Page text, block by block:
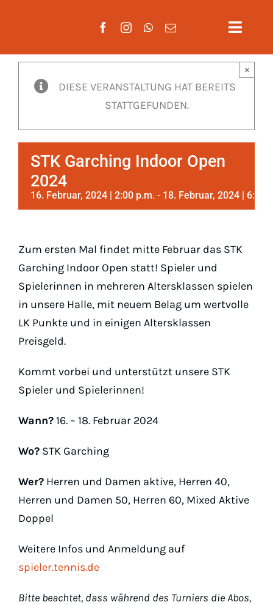
Toggle
Training
Mitgliedschaft
Platz buchen Online
DIESE VERANSTALTUNG HAT BEREITS
STATTGEFUNDEN.
×
STK Garching Indoor Open
2024
16. Februar, 2024 | 2:00 p.m. - 18. Februar, 2024 | 6:00
Zum ersten Mal findet mitte Februar das STK
Garching Indoor Open statt! Spieler und
Spielerinnen in mehreren Altersklassen spielen
in unsere Halle, mit neuem Belag um wertvolle
LK Punkte und in einigen Altersklassen
Preisgeld.
Kommt vorbei und unterstützt unsere STK
Spieler und Spielerinnen!
Wann?16. – 18. Februar 2024
Wo? STK Garching
Wer? Herren und Damen aktive, Herren 40,
Herren und Damen 50, Herren 60, Mixed Aktive
Doppel
Weitere Infos und Anmeldung auf
spieler.tennis.de
Bitte beachtet, dass während des Turniers die Abos,